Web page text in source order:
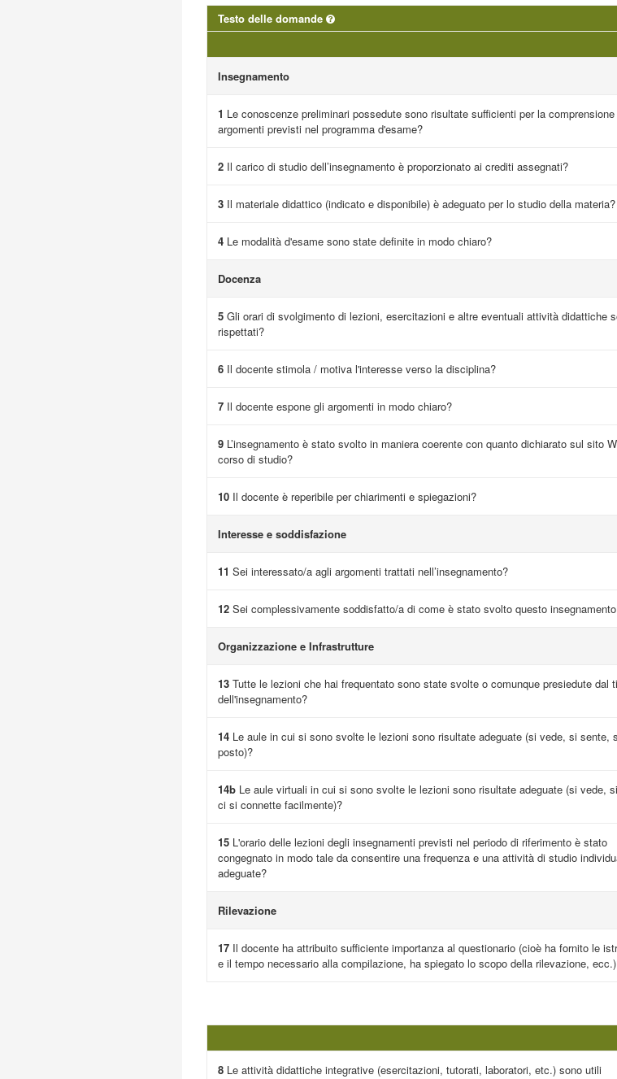
Testo delle domande
Insegnamento
1 Le conoscenze preliminari possedute sono risultate sufficienti per la
argomenti previsti nel programma d'esame?
2 Il carico di studio dell’insegnamento è proporzionato ai crediti assegnati?
3 Il materiale didattico (indicato e disponibile) è adeguato per lo studio della materia?
4 Le modalità d'esame sono state definite in modo chiaro?
Docenza
5 Gli orari di svolgimento di lezioni, esercitazioni e altre eventuali attività didattiche
rispettati?
6 Il docente stimola / motiva l'interesse verso la disciplina?
7 Il docente espone gli argomenti in modo chiaro?
9 L’insegnamento è stato svolto in maniera coerente con quanto dichiarato sul sito
corso di studio?
10 Il docente è reperibile per chiarimenti e spiegazioni?
Interesse e soddisfazione
11 Sei interessato/a agli argomenti trattati nell’insegnamento?
12 Sei complessivamente soddisfatto/a di come è stato svolto questo
Organizzazione e Infrastrutture
13 Tutte le lezioni che hai frequentato sono state svolte o comunque presiedute dal
dell'insegnamento?
14 Le aule in cui si sono svolte le lezioni sono risultate adeguate (si vede, si sente,
posto)?
14b Le aule virtuali in cui si sono svolte le lezioni sono risultate adeguate (si vede,
ci si connette facilmente)?
15 L'orario delle lezioni degli insegnamenti previsti nel periodo di riferimento è stato
congegnato in modo tale da consentire una frequenza e una attività di studio
adeguate?
Rilevazione
17 Il docente ha attribuito sufficiente importanza al questionario (cioè ha fornito le
e il tempo necessario alla compilazione, ha spiegato lo scopo della rilevazione,
8 Le attività didattiche integrative (esercitazioni, tutorati, laboratori, etc.) sono utili